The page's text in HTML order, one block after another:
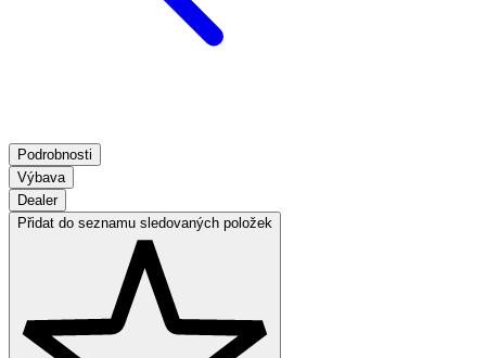
Podrobnosti
Výbava
Dealer
Přidat do seznamu sledovaných položek